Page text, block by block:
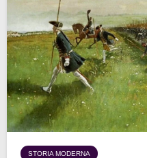
STORIA MODERNA